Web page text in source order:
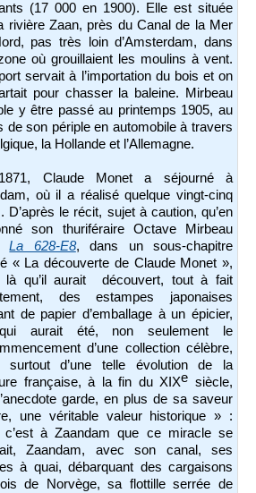
(17 000 en 1900). Elle est située
rivière Zaan, près du Canal de la Mer
pas très loin d’Amsterdam, dans
où grouillaient les moulins à vent.
servait à l’importation du bois et on
pour chasser la baleine. Mirbeau
y être passé au printemps 1905, au
de son périple en automobile à travers
la Hollande et l’Allemagne.
Claude Monet a séjourné à
où il a réalisé quelque vingt-cinq
D’après le récit, sujet à caution, qu’en
son thuriféraire Octave Mirbeau
La 628-E8, dans un sous-chapitre
« La découverte de Claude Monet »,
là qu’il aurait découvert, tout à fait
des estampes japonaises
de papier d’emballage à un épicier,
aurait été, non seulement le
d’une collection célèbre,
surtout d’une telle évolution de la
française, à la fin du XIXe siècle,
garde, en plus de sa saveur
une véritable valeur historique » :
à Zaandam que ce miracle se
Zaandam, avec son canal, ses
à quai, débarquant des cargaisons
de Norvège, sa flottille serrée de